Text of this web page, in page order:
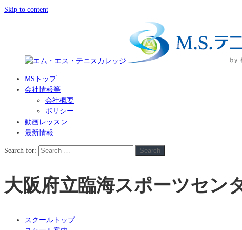
Skip to content
MSトップ
会社情報等
会社概要
ポリシー
動画レッスン
最新情報
Search for: Search
大阪府立臨海スポーツセン
スクールトップ